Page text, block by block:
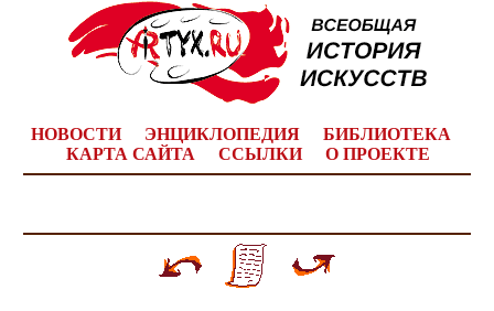
НОВОСТИ ЭНЦИКЛОПЕДИЯ
БИБЛИОТЕКА
КАРТА САЙТА
ССЫЛКИ О ПРОЕКТЕ